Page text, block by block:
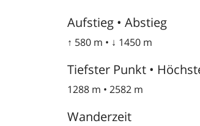
Aufstieg • Abstieg
↑ 580 m • ↓ 1450 m
Tiefster Punkt •
1288 m • 2582 m
Wanderzeit